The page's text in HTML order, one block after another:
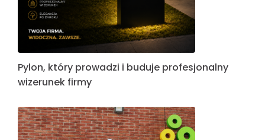
Pylon, który prowadzi i buduje profesjonalny
wizerunek firmy